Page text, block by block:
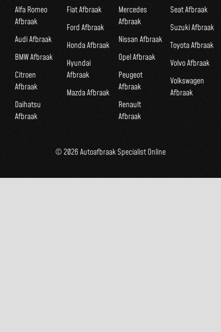
Alfa Romeo
Afbraak
Audi Afbraak
BMW Afbraak
Citroen
Afbraak
Daihatsu
Afbraak
Fiat Afbraak
Ford Afbraak
Honda Afbraak
Hyundai
Afbraak
Mazda Afbraak
Mercedes
Afbraak
Nissan Afbraak
Opel Afbraak
Peugeot
Afbraak
Renault
Afbraak
Seat Afbraak
Suzuki Afbraak
Toyota Afbraak
Volvo Afbraak
Volkswagen
Afbraak
© 2026 Autoafbraak Specialist Online